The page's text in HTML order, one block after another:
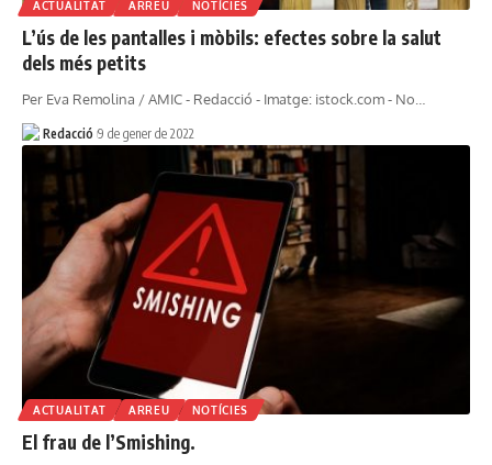
ACTUALITAT ARREU NOTÍCIES
L’ús de les pantalles i mòbils: efectes sobre la salut
dels més petits
Per Eva Remolina / AMIC - Redacció - Imatge: istock.com - No…
Redacció 9 de gener de 2022
ACTUALITAT ARREU NOTÍCIES
El frau de l’Smishing.